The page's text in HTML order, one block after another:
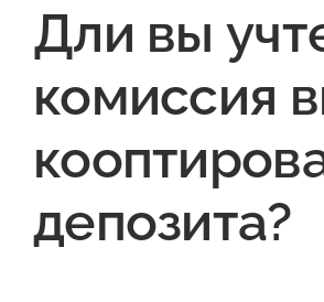
Дли вы
комиссия
депозита?